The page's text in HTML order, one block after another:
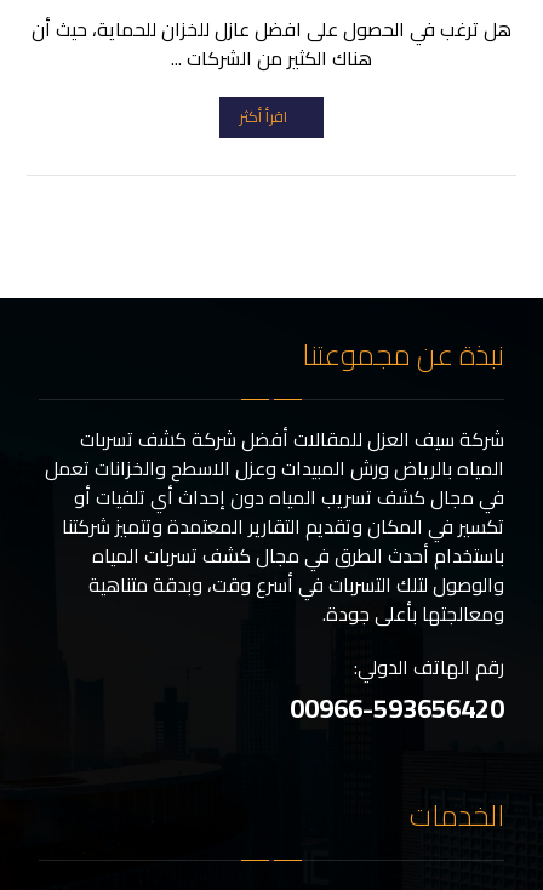
هل ترغب في الحصول على افضل عازل للخزان للحماية، حيث أن
هناك الكثير من الشركات ...
اقرأ أكثر
نبذة عن مجموعتنا
شركة سيف العزل للمقالات أفضل شركة كشف تسربات
المياه بالرياض ورش المبيدات وعزل الاسطح والخزانات تعمل
في مجال كشف تسريب المياه دون إحداث أي تلفيات أو
تكسير في المكان وتقديم التقارير المعتمدة وتتميز شركتنا
باستخدام أحدث الطرق في مجال كشف تسربات المياه
والوصول لتلك التسربات في أسرع وقت، وبدقة متناهية
ومعالجتها بأعلى جودة.
رقم الهاتف الدولي:
00966-593656420
الخدمات